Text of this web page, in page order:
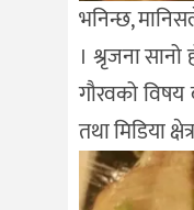
भनिन्छ,
। श्रृजना
गौरवको
तथा मिडिया